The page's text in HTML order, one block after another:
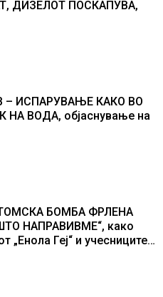
ДИЗЕЛОТ ПОСКАПУВА,
ИСПАРУВАЊЕ КАКО ВО
ВОДА, објаснување на
БОМБА ФРЛЕНА
НАПРАВИВМЕ“, како
„Енола Геј“ и учесниците